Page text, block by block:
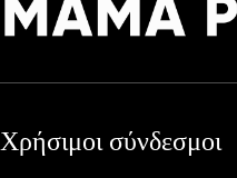
Χρήσιμοι σύνδεσμοι